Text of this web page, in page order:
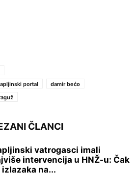
portal
damir bećo
ČLANCI
vatrogasci imali
intervencija u HNŽ-u: Čak
izlazaka na...